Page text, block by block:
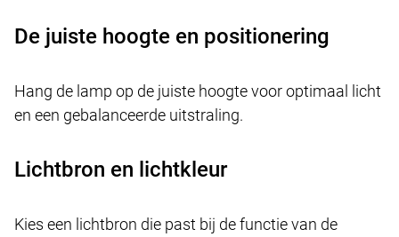
De juiste hoogte en positionering
Hang de lamp op de juiste hoogte voor optimaal licht
en een gebalanceerde uitstraling.
Lichtbron en lichtkleur
Kies een lichtbron die past bij de functie van de